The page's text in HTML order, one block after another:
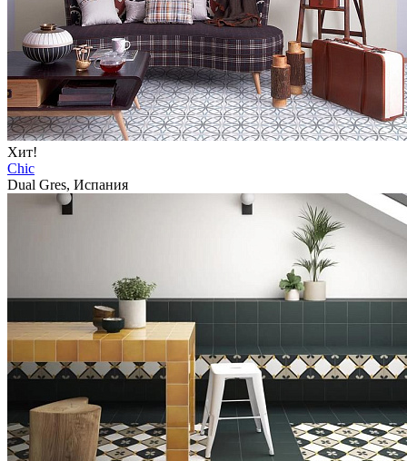
Хит!
Chic
Dual Gres, Испания